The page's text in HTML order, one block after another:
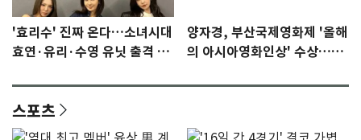
'효리수' 진짜 온다…소녀시대
효연·유리·수영 유닛 출격 [N
양자경, 부산국제영화제 '올해
의 아시아영화인상' 수상…15
스포츠